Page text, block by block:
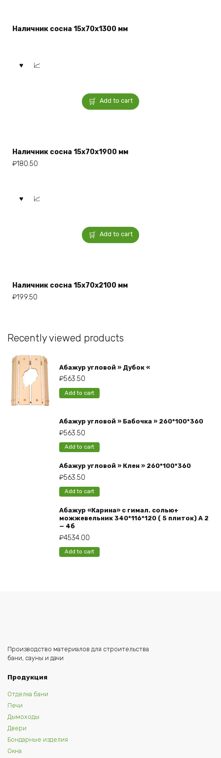
Наличник сосна 15x70x1300 мм
Add to cart
Наличник сосна 15x70x1900 мм
₽180.50
Add to cart
Наличник сосна 15x70x2100 мм
₽199.50
Recently viewed products
Абажур угловой » Дубок «
₽563.50
Add to cart
Абажур угловой » Бабочка » 260*100*360
₽563.50
Add to cart
Абажур угловой » Клен » 260*100*360
₽563.50
Add to cart
Абажур «Карина» с гимал. солью+
можжевельник 340*116*120 ( 5 плиток) А 2
— 4б
₽4534.00
Add to cart
Производство материалов для строительства
бани, сауны и дачи
Продукция
Отделка бани
Печи
Дымоходы
Двери
Бондарные изделия
Окна